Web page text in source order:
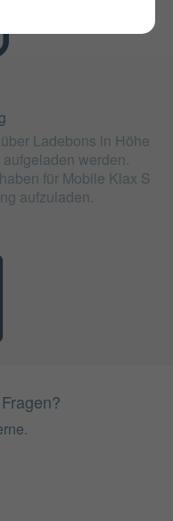
Ladebons in Höhe
werden.
für Mobile Klax S
aufzuladen.